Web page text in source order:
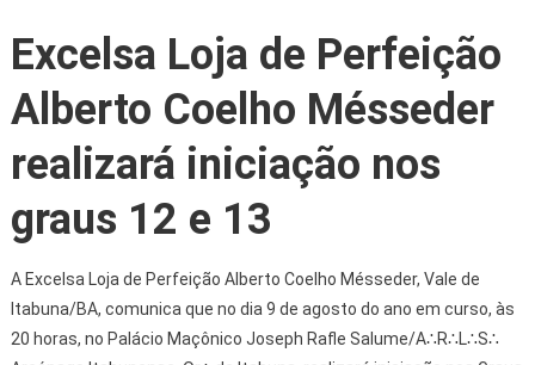
Excelsa Loja de Perfeição
Alberto Coelho Mésseder
realizará iniciação nos
graus 12 e 13
A Excelsa Loja de Perfeição Alberto Coelho Mésseder, Vale de
Itabuna/BA, comunica que no dia 9 de agosto do ano em curso, às
20 horas, no Palácio Maçônico Joseph Rafle Salume/A∴R∴L∴S∴